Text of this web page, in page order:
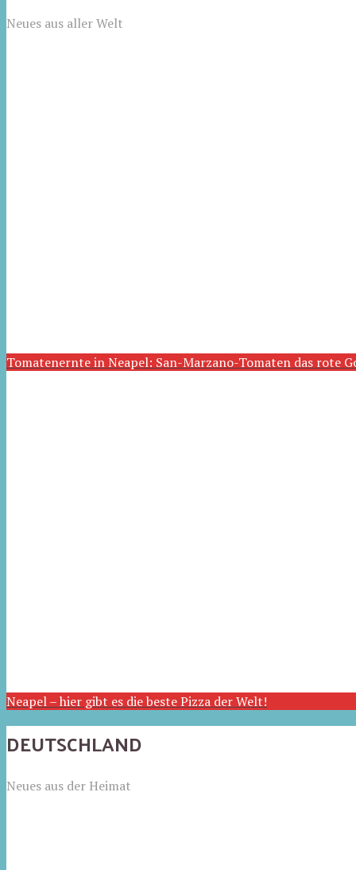
Neues aus aller Welt
Tomatenernte in Neapel: San-Marzano-Tomaten das rote
Neapel – hier gibt es die beste Pizza der Welt!
DEUTSCHLAND
Neues aus der Heimat